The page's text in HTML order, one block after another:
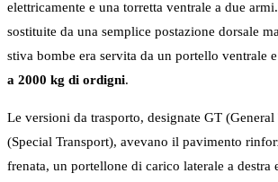
elettricamente e una torretta ventrale a due
sostituite da una semplice postazione dorsale
stiva bombe era servita da un portello ventrale
a 2000 kg di ordigni.
Le versioni da trasporto, designate GT (General
(Special Transport), avevano il pavimento
frenata, un portellone di carico laterale a destra